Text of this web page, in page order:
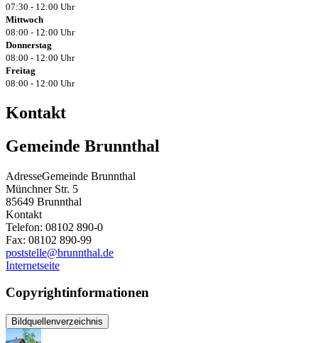
07:30 - 12:00 Uhr
Mittwoch
08:00 - 12:00 Uhr
Donnerstag
08:00 - 12:00 Uhr
Freitag
08:00 - 12:00 Uhr
Kontakt
Gemeinde Brunnthal
AdresseGemeinde Brunnthal
Münchner Str. 5
85649 Brunnthal
Kontakt
Telefon: 08102 890-0
Fax: 08102 890-99
poststelle@brunnthal.de
Internetseite
Copyrightinformationen
Bildquellenverzeichnis